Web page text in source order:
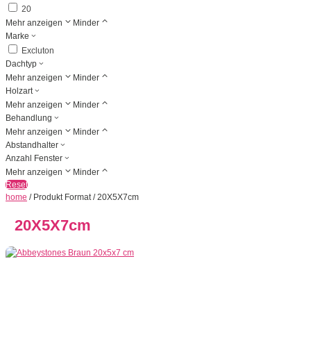
20
Mehr anzeigen
Minder
Marke
Excluton
Dachtyp
Mehr anzeigen
Minder
Holzart
Mehr anzeigen
Minder
Behandlung
Mehr anzeigen
Minder
Abstandhalter
Anzahl Fenster
Mehr anzeigen
Minder
Reset
home / Produkt Format / 20X5X7cm
20X5X7cm